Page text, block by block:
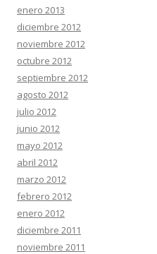
enero 2013
diciembre 2012
noviembre 2012
octubre 2012
septiembre 2012
agosto 2012
julio 2012
junio 2012
mayo 2012
abril 2012
marzo 2012
febrero 2012
enero 2012
diciembre 2011
noviembre 2011